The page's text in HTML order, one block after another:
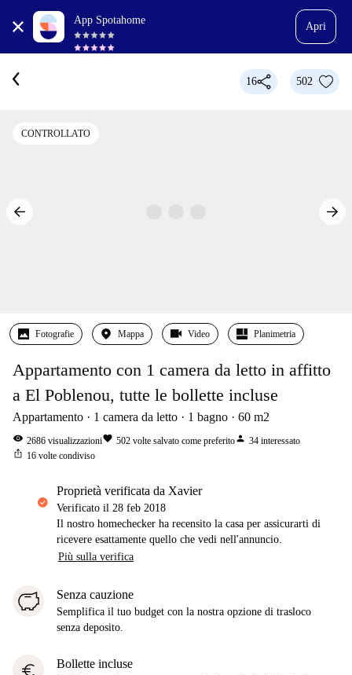
App Spotahome
Apri
16 502
CONTROLLATO
Fotografie Mappa Video Planimetria
Appartamento con 1 camera da letto in affitto
a El Poblenou, tutte le bollette incluse
Appartamento 1 camera da letto 1 bagno 60 m2
visibility 2686 visualizzazionifavorite 502 volte salvato come preferitoperson 34 interessato
ios_share 16 volte condiviso
proprietà verificata da Xavier
Verificato il 28 feb 2018
Il nostro homechecker ha recensito la casa per assicurarti di
ricevere esattamente quello che vedi nell'annuncio.
Più sulla verifica
Senza cauzione
Semplifica il tuo budget con la nostra opzione di trasloco
senza deposito.
euro Bollette incluse